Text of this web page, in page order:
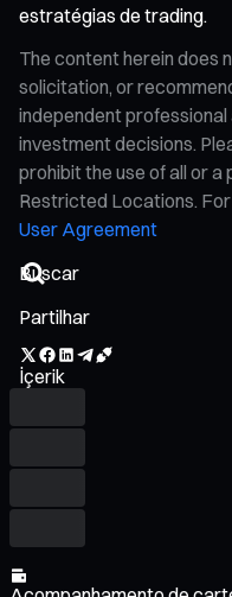
estratégias de trading.
The content herein does
solicitation, or
independent
investment decisions.
prohibit the use of all or
Restricted Locations.
User Agreement
Partilhar
İçerik